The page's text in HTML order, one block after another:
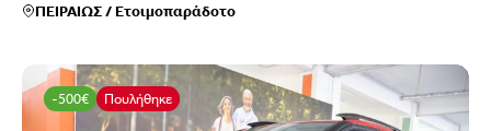
ΠΕΙΡΑΙΩΣ/Ετοιμοπαράδοτο
-500€ Πουλήθηκε